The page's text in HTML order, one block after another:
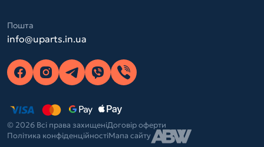
Пошта
info@uparts.in.ua
© 2026 Всі права захищеніДоговір оферти
Політика конфіденційностіМапа сайту